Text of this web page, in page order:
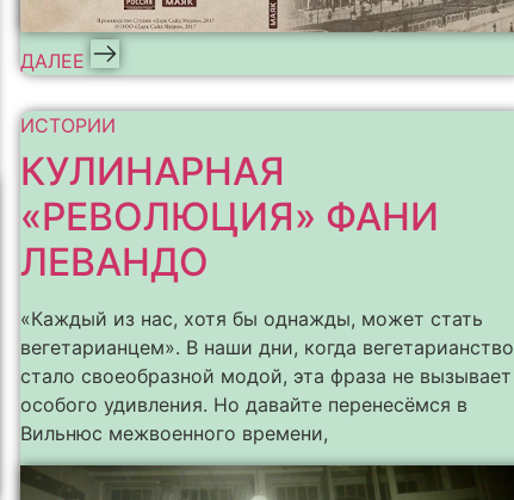
ДАЛЕЕ
ИСТОРИИ
КУЛИНАРНАЯ
«РЕВОЛЮЦИЯ» ФАНИ
ЛЕВАНДО
«Каждый из нас, хотя бы однажды, может стать
вегетарианцем». В наши дни, когда вегетарианство
стало своеобразной модой, эта фраза не вызывает
особого удивления. Но давайте перенесёмся в
Вильнюс межвоенного времени,